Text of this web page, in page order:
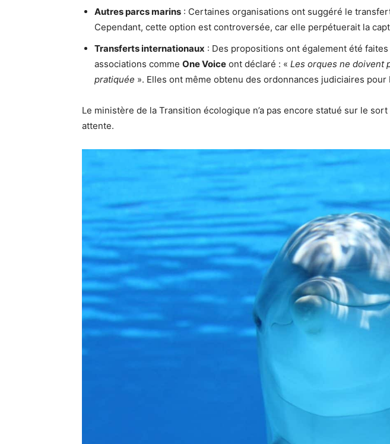
Autres parcs marins : Certaines organisations ont suggéré le
Cependant, cette option est controversée, car elle perpétuerait la
Transferts internationaux : Des propositions ont également été
associations comme One Voice ont déclaré : « Les orques ne doivent
pratiquée ». Elles ont même obtenu des ordonnances judiciaires
Le ministère de la Transition écologique n’a pas encore statué sur le
attente.